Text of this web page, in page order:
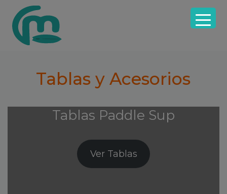
Saltar
navegación
Saltar
contenido
principal
Saltar
barra
Tablas y Acesorios
Tablas Paddle Sup
Ver Tablas